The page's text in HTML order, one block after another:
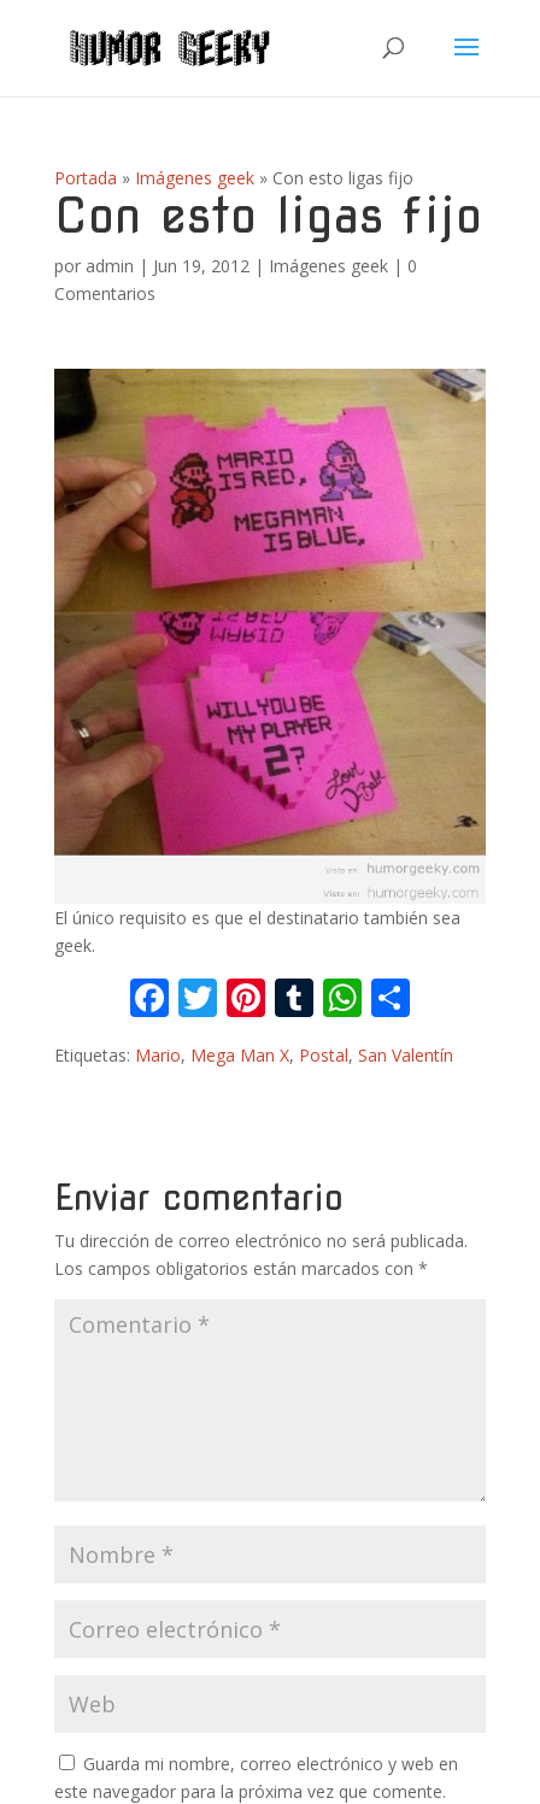
Portada » Imágenes geek» Con esto ligas fijo
Con esto ligas fijo
por admin | Jun 19, 2012| Imágenes geek| 0
Comentarios
El único requisito es que el destinatario también sea
geek.
F
ac
e
o
k
T
w
itt
Pi
nt
er
T
u
m
W
h
at
p
o
m
r
Etiquetas: Mario, Mega Man X, Postal, San Valentín
Enviar comentario
Tu dirección de correo electrónico no será publicada.
Los campos obligatorios están marcados con *
Guarda mi nombre, correo electrónico y web en
este navegador para la próxima vez que comente.